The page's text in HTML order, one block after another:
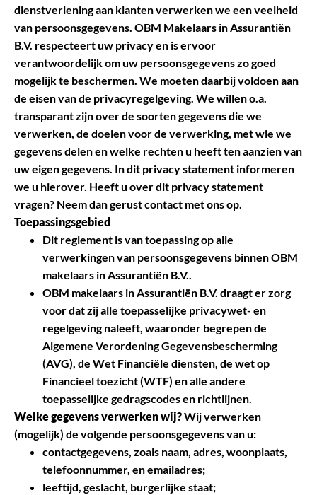
dienstverlening aan klanten verwerken we een veelheid
van persoonsgegevens. OBM Makelaars in Assurantiën
B.V. respecteert uw privacy en is ervoor
verantwoordelijk om uw persoonsgegevens zo goed
mogelijk te beschermen. We moeten daarbij voldoen aan
de eisen van de privacyregelgeving. We willen o.a.
transparant zijn over de soorten gegevens die we
verwerken, de doelen voor de verwerking, met wie we
gegevens delen en welke rechten u heeft ten aanzien van
uw eigen gegevens. In dit privacy statement informeren
we u hierover. Heeft u over dit privacy statement
vragen? Neem dan gerust contact met ons op.
Toepassingsgebied
Dit reglement is van toepassing op alle
verwerkingen van persoonsgegevens binnen OBM
makelaars in Assurantiën B.V..
OBM makelaars in Assurantiën B.V. draagt er zorg
voor dat zij alle toepasselijke privacywet- en
regelgeving naleeft, waaronder begrepen de
Algemene Verordening Gegevensbescherming
(AVG), de Wet Financiële diensten, de wet op
Financieel toezicht (WTF) en alle andere
toepasselijke gedragscodes en richtlijnen.
Welke gegevens verwerken wij?Wij verwerken
(mogelijk) de volgende persoonsgegevens van u:
contactgegevens, zoals naam, adres, woonplaats,
telefoonnummer, en emailadres;
leeftijd, geslacht, burgerlijke staat;